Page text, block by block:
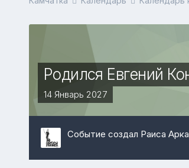
Родился Евгений
14 Январь 2027
Событие создал Раиса